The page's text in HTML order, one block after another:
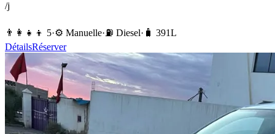
/j
👨‍👩‍👧‍👦 5·⚙️ Manuelle·⛽️ Diesel· 🧳 391L
DétailsRéserver